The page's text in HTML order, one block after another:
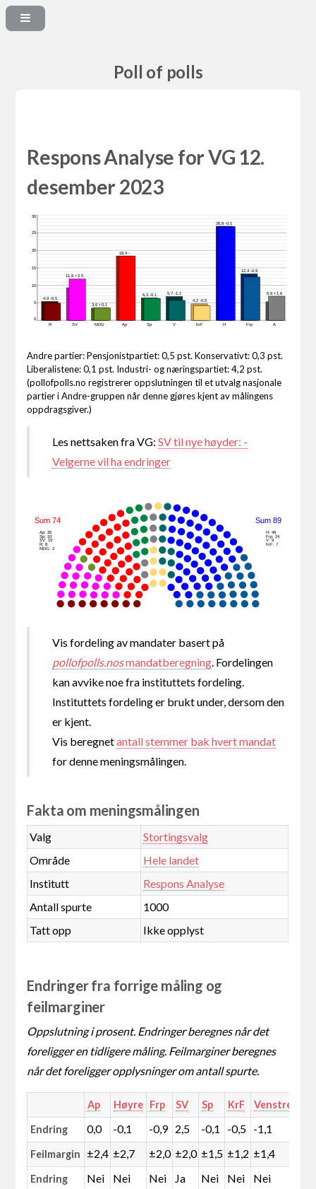
Poll of polls
Respons Analyse for VG 12.
desember 2023
4,9 -0,5
11,8 +2,5
3,6 +0,1
18,4 -
6,3 -0,1 5,7 -1,1
4,2 -0,5
26,8 -0,1
12,4 -0,9
6,9 +1,6
R SV MDG Ap Sp V KrF H Frp A
0
5
10
15
20
25
30
Andre partier: Pensjonistpartiet: 0,5 pst. Konservativt: 0,3 pst.
Liberalistene: 0,1 pst. Industri- og næringspartiet: 4,2 pst.
(pollofpolls.no registrerer oppslutningen til et utvalg nasjonale
partier i Andre-gruppen når denne gjøres kjent av målingens
oppdragsgiver.)
Les nettsaken fra VG:SV til nye høyder: -
Velgerne vil ha endringer
Sum 74
Ap: 35
Sp: 10
SV: 19
R: 8
MDG: 2
Sum 89
H: 49
Frp: 24
V: 9
KrF: 7
Vis fordeling av mandater basert på
pollofpolls.nosmandatberegning. Fordelingen
kan avvike noe fra instituttets fordeling.
Instituttets fordeling er brukt under, dersom den
er kjent.
Vis beregnetantall stemmer bak hvert mandat
for denne meningsmålingen.
Fakta om meningsmålingen
Valg
Stortingsvalg
Område
Hele landet
Institutt
Respons Analyse
Antall spurte
1000
Tatt opp
Ikke opplyst
Endringer fra forrige måling og
feilmarginer
Oppslutning i prosent. Endringer beregnes når det
foreligger en tidligere måling. Feilmarginer beregnes
når det foreligger opplysninger om antall spurte.
Ap Høyre Frp SV Sp KrF Venstre
Endring 0,0 -0,1 -0,9 2,5 -0,1 -0,5 -1,1
Feilmargin ±2,4 ±2,7 ±2,0 ±2,0 ±1,5 ±1,2 ±1,4
Endring
Nei Nei Nei Ja Nei Nei Nei